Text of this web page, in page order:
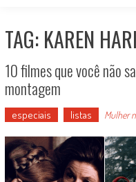
TAG: KAREN
10 filmes que você não
montagem
especiais listas Mulher